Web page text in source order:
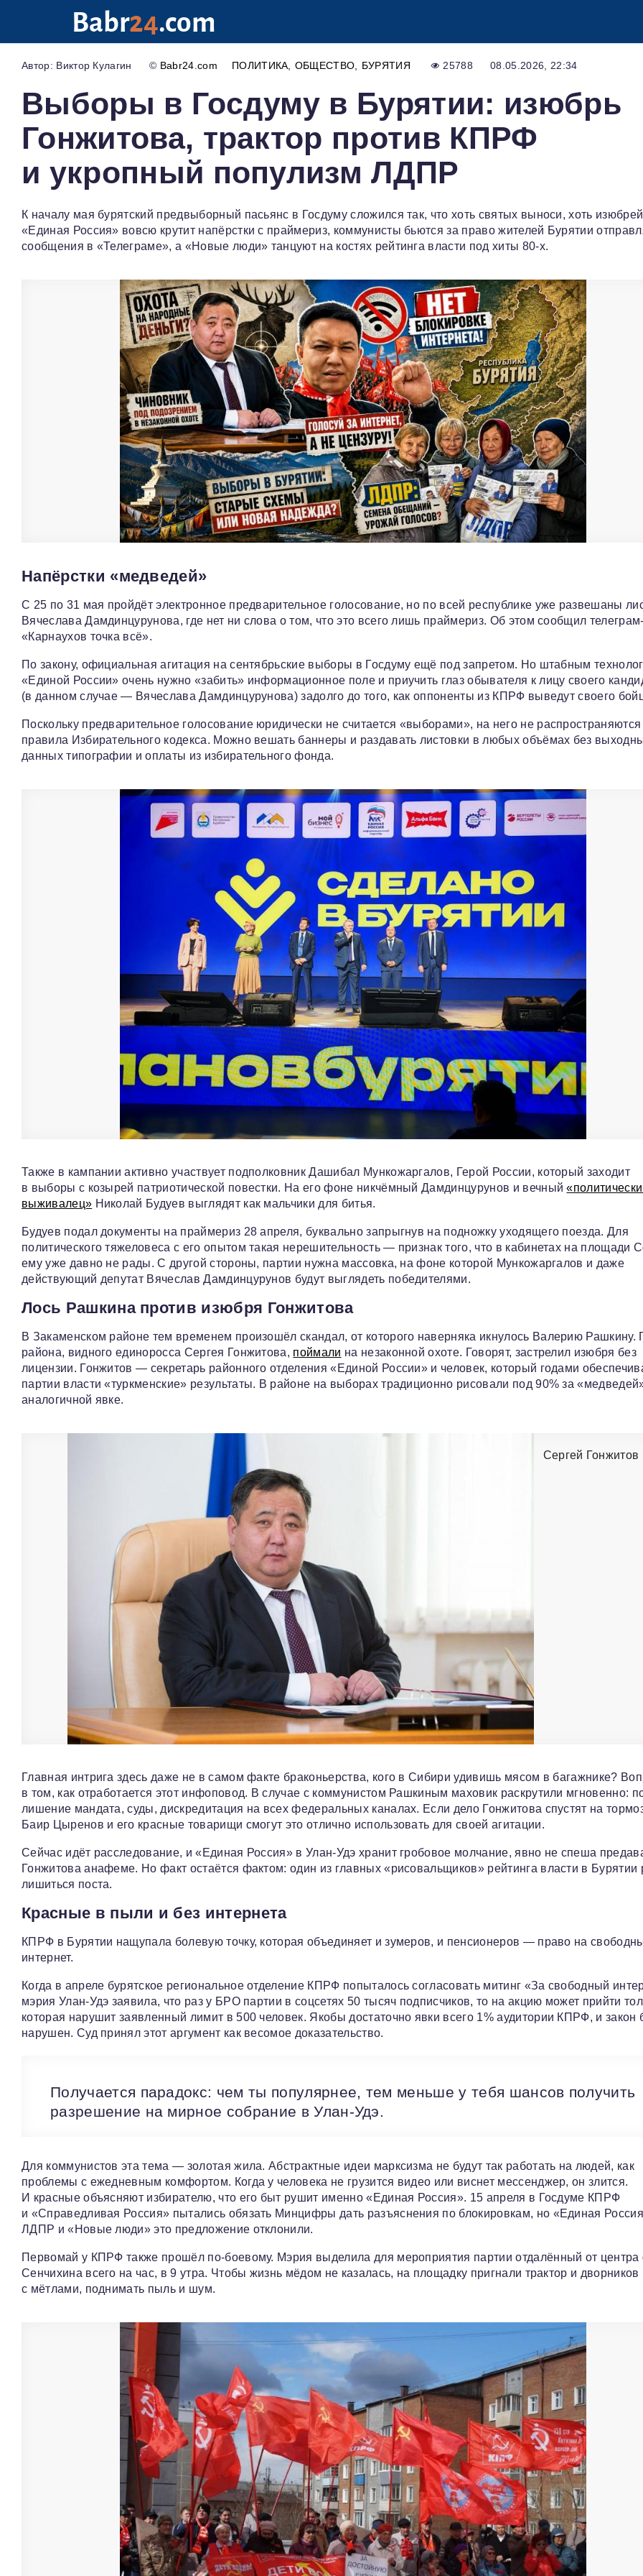
Babr24.com
Виктор Кулагин © Babr24.com ПОЛИТИКА ОБЩЕСТВО БУРЯТИЯ 25788 08.05.2026, 22:34
Выборы в Госдуму в Бурятии: изюбрь
Гонжитова, трактор против КПРФ
и укропный популизм ЛДПР
К началу мая бурятский предвыборный пасьянс в Госдуму сложился так, что хоть святых выноси, хоть
«Единая Россия» вовсю крутит напёрстки с праймериз, коммунисты бьются за право жителей Бурятии
сообщения в «Телеграме», а «Новые люди» танцуют на костях рейтинга власти под хиты 80-х.
Напёрстки «медведей»
С 25 по 31 мая пройдёт электронное предварительное голосование, но по всей республике уже развешаны
Вячеслава Дамдинцурунова, где нет ни слова о том, что это всего лишь праймериз. Об этом сообщил
«Карнаухов точка всё».
По закону, официальная агитация на сентябрьские выборы в Госдуму ещё под запретом. Но штабным
«Единой России» очень нужно «забить» информационное поле и приучить глаз обывателя к лицу своего
(в данном случае — Вячеслава Дамдинцурунова) задолго до того, как оппоненты из КПРФ выведут своего
Поскольку предварительное голосование юридически не считается «выборами», на него не распространяются
правила Избирательного кодекса. Можно вешать баннеры и раздавать листовки в любых объёмах без
данных типографии и оплаты из избирательного фонда.
Также в кампании активно участвует подполковник Дашибал Мункожаргалов, Герой России, который заходит
в выборы с козырей патриотической повестки. На его фоне никчёмный Дамдинцурунов и вечный
выживалец» Николай Будуев выглядят как мальчики для битья.
Будуев подал документы на праймериз 28 апреля, буквально запрыгнув на подножку уходящего поезда. Для
политического тяжеловеса с его опытом такая нерешительность — признак того, что в кабинетах на площади
ему уже давно не рады. С другой стороны, партии нужна массовка, на фоне которой Мункожаргалов и даже
действующий депутат Вячеслав Дамдинцурунов будут выглядеть победителями.
Лось Рашкина против изюбря Гонжитова
В Закаменском районе тем временем произошёл скандал, от которого наверняка икнулось Валерию Рашкину.
района, видного единоросса Сергея Гонжитова, поймали на незаконной охоте. Говорят, застрелил изюбря без
лицензии. Гонжитов — секретарь районного отделения «Единой России» и человек, который годами
партии власти «туркменские» результаты. В районе на выборах традиционно рисовали под 90% за
аналогичной явке.
Сергей Гонжитов
Главная интрига здесь даже не в самом факте браконьерства, кого в Сибири удивишь мясом в багажнике?
в том, как отработается этот инфоповод. В случае с коммунистом Рашкиным маховик раскрутили мгновенно:
лишение мандата, суды, дискредитация на всех федеральных каналах. Если дело Гонжитова спустят на
Баир Цыренов и его красные товарищи смогут это отлично использовать для своей агитации.
Сейчас идёт расследование, и «Единая Россия» в Улан-Удэ хранит гробовое молчание, явно не спеша
Гонжитова анафеме. Но факт остаётся фактом: один из главных «рисовальщиков» рейтинга власти в Бурятии
лишиться поста.
Красные в пыли и без интернета
КПРФ в Бурятии нащупала болевую точку, которая объединяет и зумеров, и пенсионеров — право на
интернет.
Когда в апреле бурятское региональное отделение КПРФ попыталось согласовать митинг «За свободный
мэрия Улан-Удэ заявила, что раз у БРО партии в соцсетях 50 тысяч подписчиков, то на акцию может прийти
которая нарушит заявленный лимит в 500 человек. Якобы достаточно явки всего 1% аудитории КПРФ, и закон
нарушен. Суд принял этот аргумент как весомое доказательство.
Получается парадокс: чем ты популярнее, тем меньше у тебя шансов получить
разрешение на мирное собрание в Улан-Удэ.
Для коммунистов эта тема — золотая жила. Абстрактные идеи марксизма не будут так работать на людей, как
проблемы с ежедневным комфортом. Когда у человека не грузится видео или виснет мессенджер, он злится.
И красные объясняют избирателю, что его быт рушит именно «Единая Россия». 15 апреля в Госдуме КПРФ
и «Справедливая Россия» пытались обязать Минцифры дать разъяснения по блокировкам, но «Единая
ЛДПР и «Новые люди» это предложение отклонили.
Первомай у КПРФ также прошёл по-боевому. Мэрия выделила для мероприятия партии отдалённый от центра
Сенчихина всего на час, в 9 утра. Чтобы жизнь мёдом не казалась, на площадку пригнали трактор и дворников
с мётлами, поднимать пыль и шум.